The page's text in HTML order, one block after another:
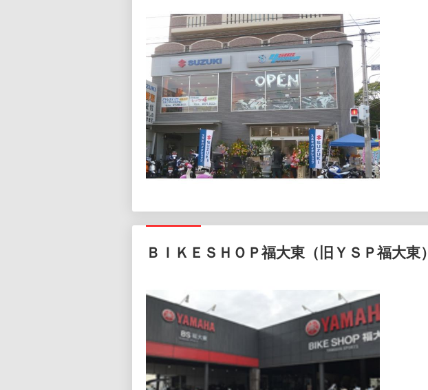
ＢＩＫＥＳＨＯＰ福大東（旧ＹＳＰ福大東）